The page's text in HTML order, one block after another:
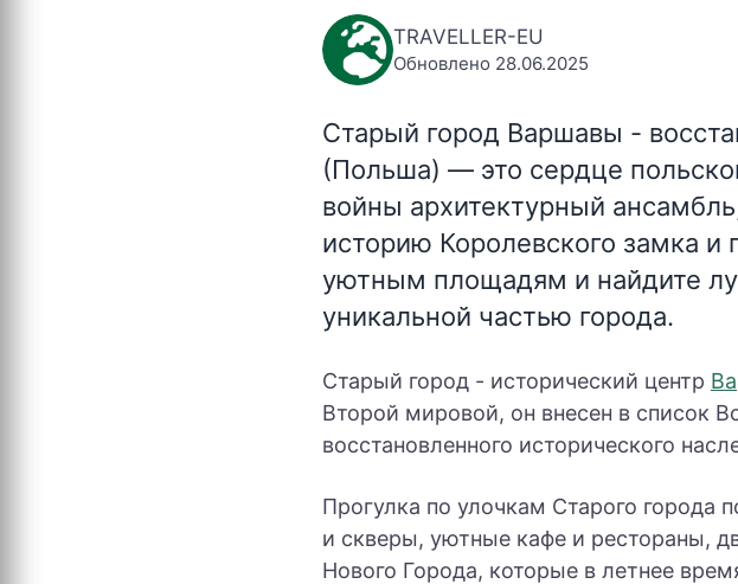
TRAVELLER-EU
Обновлено 28.06.2025
Старый город Варшавы -
(Польша) — это сердце
войны архитектурный
историю Королевского замка и
уютным площадям и найдите
уникальной частью города.
Старый город - исторический центр
Второй мировой, он внесен в список
восстановленного исторического
Прогулка по улочкам Старого города
и скверы, уютные кафе и рестораны,
Нового Города, которые в летнее